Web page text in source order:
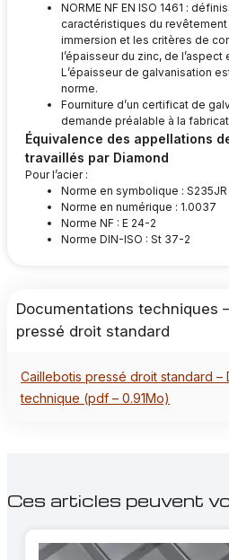
NORME NF EN ISO 1461 :
caractéristiques du
immersion et les critères de
l’épaisseur du zinc, de l’aspect
L’épaisseur de galvanisation
norme.
Fourniture d’un certificat de
demande préalable à la
Équivalence des appellations
travaillés par Diamond
Pour l’acier :
Norme en symbolique : S235JR
Norme en numérique : 1.0037
Norme NF : E 24-2
Norme DIN-ISO : St 37-2
Documentations techniques
pressé droit standard
Caillebotis pressé droit standard –
technique (pdf – 0.91Mo)
Ces articles peuvent